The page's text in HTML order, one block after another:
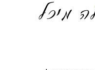
מיכל